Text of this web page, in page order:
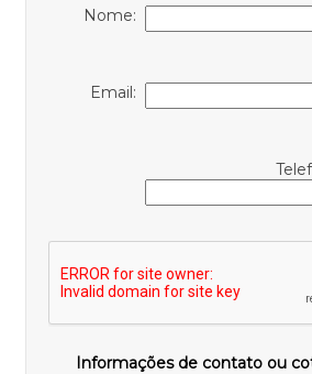
Nome:
Email:
Informações de contato ou